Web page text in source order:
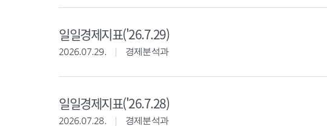
일일경제지표('26.7.29)
2026.07.29. 경제분석과
일일경제지표('26.7.28)
2026.07.28. 경제분석과